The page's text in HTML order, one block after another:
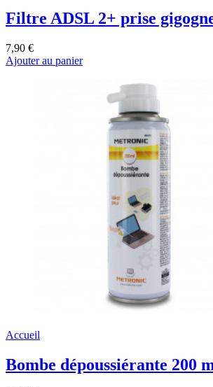
Filtre ADSL 2+ prise
7,90 €
Ajouter au panier
Accueil
Bombe dépoussiérante 200